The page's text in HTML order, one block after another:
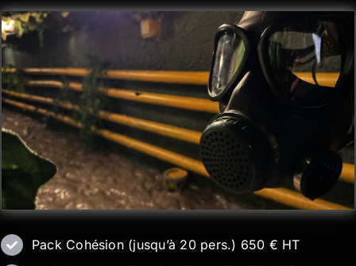
Pack Cohésion (jusqu’à 20 pers.) 650 € HT